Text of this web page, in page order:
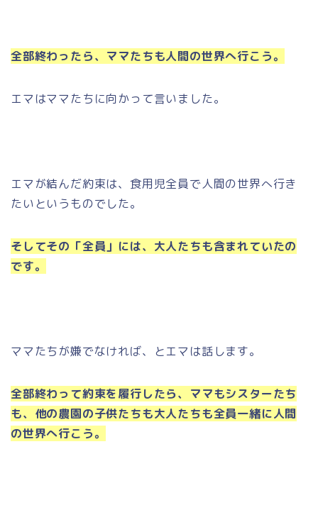
全部終わったら、ママたちも人間の世界へ行こう。
エマはママたちに向かって言いました。
エマが結んだ約束は、食用児全員で人間の世界へ行き
たいというものでした。
そしてその「全員」には、大人たちも含まれていたの
です。
ママたちが嫌でなければ、とエマは話します。
全部終わって約束を履行したら、ママもシスターたち
も、他の農園の子供たちも大人たちも全員一緒に人間
の世界へ行こう。